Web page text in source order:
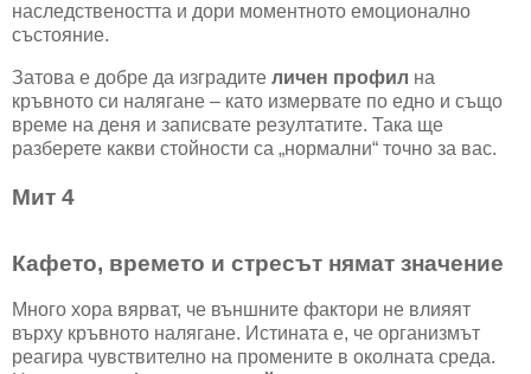
наследствеността и дори моментното емоционално
състояние.
Затова е добре да изградите личен профил на
кръвното си налягане – като измервате по едно и също
време на деня и записвате резултатите. Така ще
разберете какви стойности са „нормални“ точно за вас.
Мит 4
Кафето, времето и стресът нямат значение
Много хора вярват, че външните фактори не влияят
върху кръвното налягане. Истината е, че организмът
реагира чувствително на промените в околната среда.